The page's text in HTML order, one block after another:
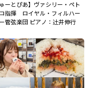
ゅーとぴあ】ヴァシリー・ペト
指揮 ロイヤル・フィルハー
管弦楽団 ピアノ：辻󠄀井伸行